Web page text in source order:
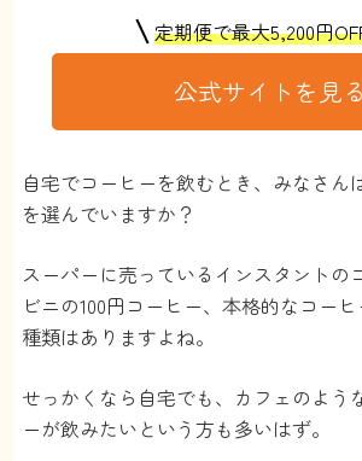
定期便で最大5,200円
公式サイトを見る
自宅でコーヒーを飲むとき、みなさん
を選んでいますか？
スーパーに売っているインスタントの
ビニの100円コーヒー、本格的なコー
種類はありますよね。
せっかくなら自宅でも、カフェのよう
ーが飲みたいという方も多いはず。